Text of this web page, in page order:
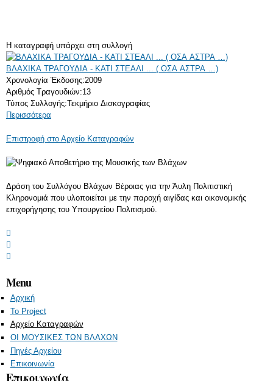
Η καταγραφή υπάρχει στη συλλογή
ΒΛΑΧΙΚΑ ΤΡΑΓΟΥΔΙΑ - ΚΑΤΙ ΣΤΕΑΛΙ ... ( ΟΣΑ ΑΣΤΡΑ …)
Χρονολογία Έκδοσης:2009
Αριθμός Τραγουδιών:13
Τύπος Συλλογής:Τεκμήριο Δισκογραφίας
Περισσότερα
Επιστροφή στο Αρχείο Καταγραφών
Δράση του Συλλόγου Βλάχων Βέροιας για την Άυλη Πολιτιστική
Κληρονομιά που υλοποιείται με την παροχή αιγίδας και οικονομικής
επιχορήγησης του Υπουργείου Πολιτισμού.
Menu
Αρχική
Το Project
Αρχείο Καταγραφών
ΟΙ ΜΟΥΣΙΚΕΣ ΤΩΝ ΒΛΑΧΩΝ
Πηγές Αρχείου
Επικοινωνία
Επικοινωνία